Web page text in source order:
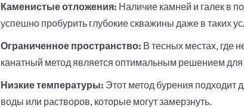
Каменистые отложения: Наличие камней и галек в
успешно пробурить глубокие скважины даже в таких
Ограниченное пространство: В тесных местах, где
канатный метод является оптимальным решением
Низкие температуры: Этот метод бурения подходит
воды или растворов, которые могут замерзнуть.